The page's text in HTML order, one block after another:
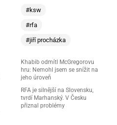
#ksw
#rfa
#jiří procházka
Khabib odmítl McGregorovu
hru: Nemohl jsem se snížit na
jeho úroveň
RFA je silnější na Slovensku,
tvrdí Marhanský. V Česku
přiznal problémy